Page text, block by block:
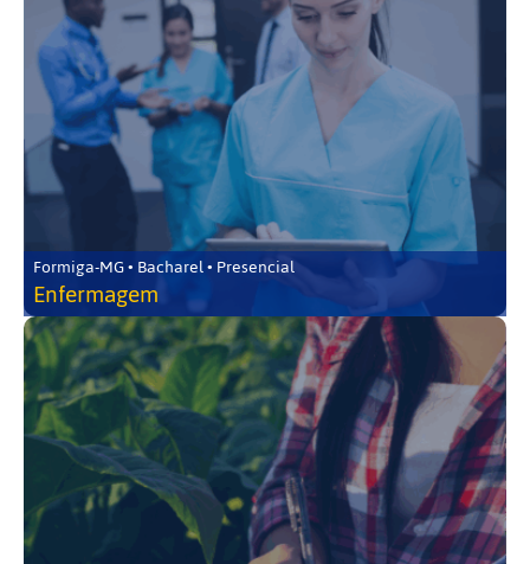
Formiga-MG • Bacharel • Presencial
Enfermagem